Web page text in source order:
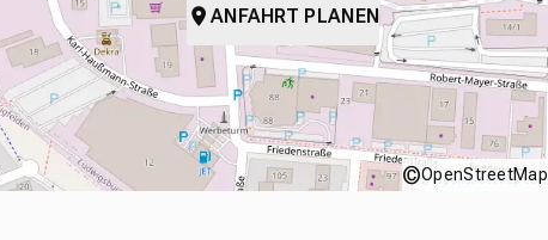
ANFAHRT PLANEN
©OpenStreetMap